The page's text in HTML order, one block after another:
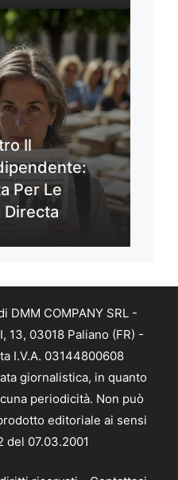
Il
Per Le
Directa
DMM COMPANY SRL -
13, 03018 Paliano (FR) -
I.V.A. 03144800608
giornalistica, in quanto
periodicità. Non può
editoriale ai sensi
del 07.03.2001